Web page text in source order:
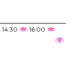
14:30 16:00